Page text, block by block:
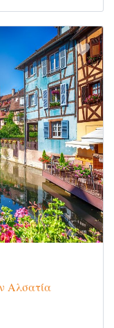
από
από το
τους ή από
από τα
αυτόματη
Γενικών
στο
Αλσατία